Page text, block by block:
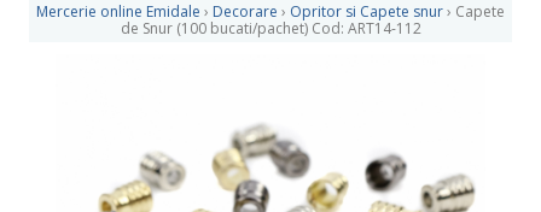
Mercerie online Emidale › Decorare › Opritor si Capete snur› Capete
de Snur (100 bucati/pachet) Cod: ART14-112